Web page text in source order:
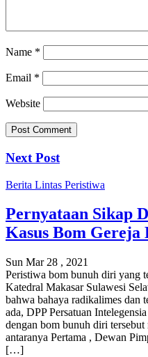
Name *
Email *
Website
Next Post
Berita Lintas Peristiwa
Pernyataan Sikap
Kasus Bom
Sun Mar 28 , 2021
Peristiwa bom bunuh diri yang
Katedral Makasar Sulawesi
bahwa bahaya radikalimes dan
ada, DPP Persatuan
dengan bom bunuh diri
antaranya Pertama , Dewan
[…]